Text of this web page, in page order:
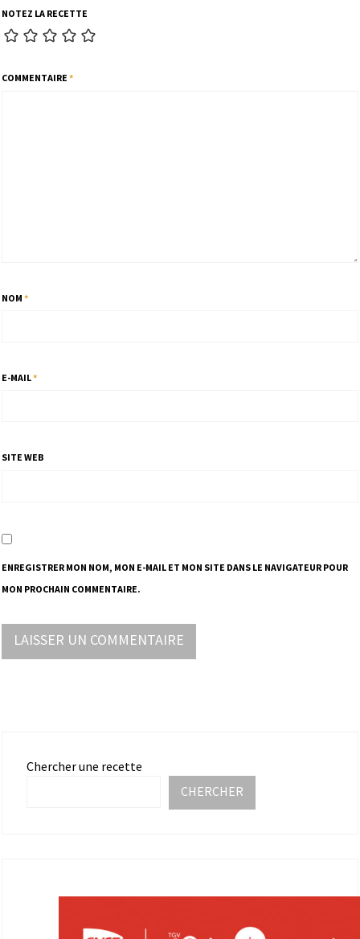
NOTEZ LA RECETTE
COMMENTAIRE *
NOM *
E-MAIL*
SITE WEB
ENREGISTRER MON NOM, MON E-MAIL ET MON SITE DANS LE NAVIGATEUR POUR
MON PROCHAIN COMMENTAIRE.
Chercher une recette
CHERCHER